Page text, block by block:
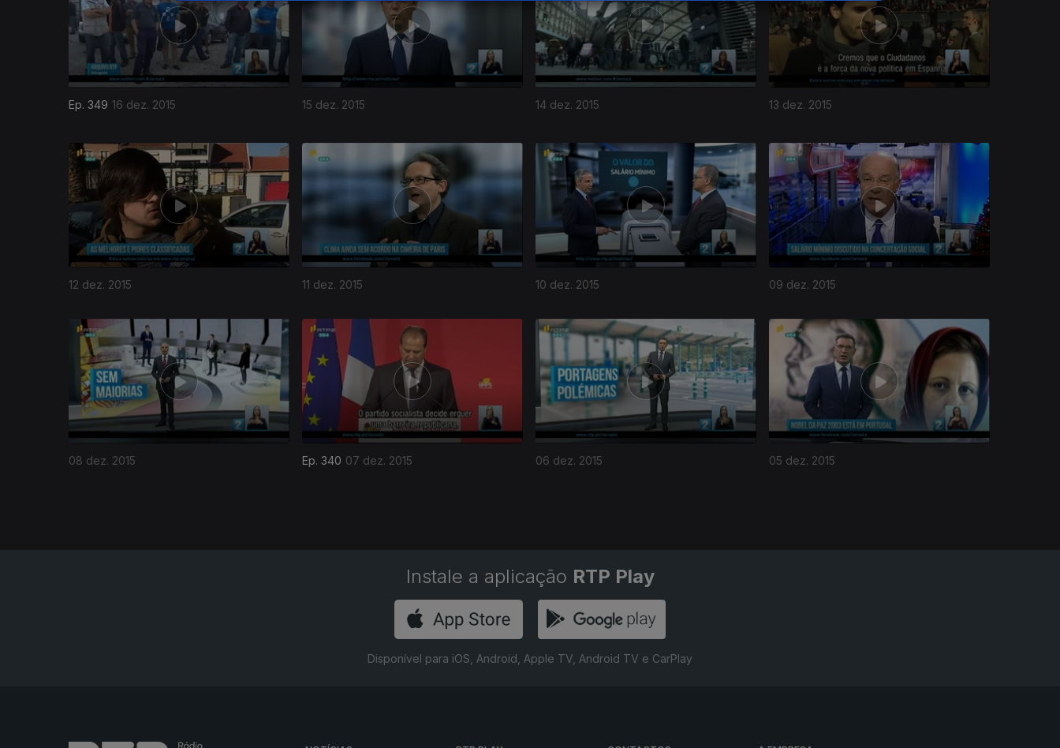
Ep. 349 16 dez. 2015 15 dez. 2015 14 dez. 2015 13 dez. 2015
12 dez. 2015 11 dez. 2015 10 dez. 2015 09 dez. 2015
08 dez. 2015 Ep. 340 07 dez. 2015 06 dez. 2015 05 dez. 2015
216470
Instale a aplicação RTP Play
Disponível para iOS, Android, Apple TV, Android TV e CarPlay